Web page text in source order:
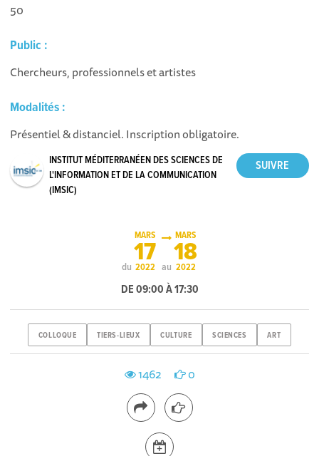
50
Public :
Chercheurs, professionnels et artistes
Modalités :
Présentiel & distanciel. Inscription obligatoire.
INSTITUT MÉDITERRANÉEN DES SCIENCES DE
L'INFORMATION ET DE LA COMMUNICATION
(IMSIC)
du
MARS
17
2022 au
MARS
18
2022
DE 09:00 À 17:30
COLLOQUE TIERS-LIEUX CULTURE SCIENCES ART
1462 0